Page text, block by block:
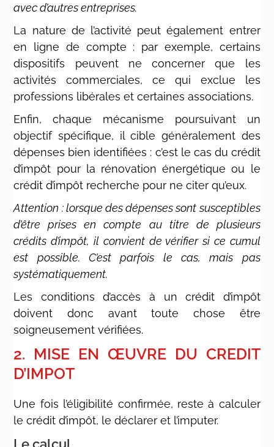
avec d’autres entreprises.
La nature de l’activité peut également entrer
en ligne de compte : par exemple, certains
dispositifs peuvent ne concerner que les
activités commerciales, ce qui exclue les
professions libérales et certaines associations.
Enfin, chaque mécanisme poursuivant un
objectif spécifique, il cible généralement des
dépenses bien identifiées : c’est le cas du crédit
d’impôt pour la rénovation énergétique ou le
crédit d’impôt recherche pour ne citer qu’eux.
Attention : lorsque des dépenses sont susceptibles
d’être prises en compte au titre de plusieurs
crédits d’impôt, il convient de vérifier si ce cumul
est possible. C’est parfois le cas, mais pas
systématiquement.
Les conditions d’accès à un crédit d’impôt
doivent donc avant toute chose être
soigneusement vérifiées.
2. MISE EN ŒUVRE DU CREDIT
D’IMPOT
Une fois l’éligibilité confirmée, reste à calculer
le crédit d’impôt, le déclarer et l’imputer.